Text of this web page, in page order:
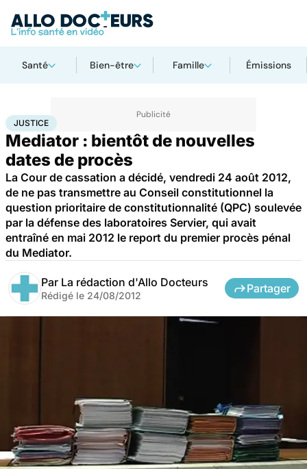
Santé Bien-être Famille Émissions
AccueilSanté Justice
JUSTICE
Mediator : bientôt de nouvelles
dates de procès
La Cour de cassation a décidé, vendredi 24 août 2012,
de ne pas transmettre au Conseil constitutionnel la
question prioritaire de constitutionnalité (QPC) soulevée
par la défense des laboratoires Servier, qui avait
entraîné en mai 2012 le report du premier procès pénal
du Mediator.
Par La rédaction d'Allo Docteurs
Rédigé le 24/08/2012
Partager